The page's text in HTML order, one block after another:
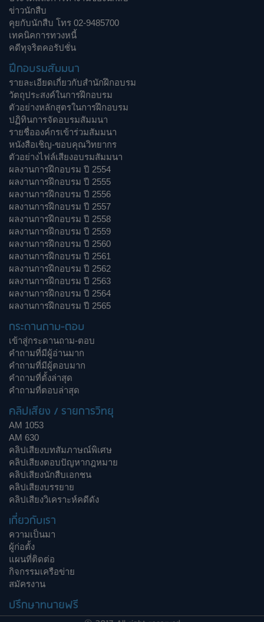
ข่าวนักสืบ
คุยกับนักสืบ โทร 02-9485700
เทคนิคการทวงหนี้
คดีทุจริตคอรัปชั่น
ฝึกอบรมสัมมนา
รายละเอียดเกี่ยวกับสำนักฝึกอบรม
วัตถุประสงค์ในการฝึกอบรม
ตัวอย่างหลักสูตรในการฝึกอบรม
ปฏิทินการจัดอบรมสัมมนา
รายชื่อองค์กรเข้าร่วมสัมมนา
หนังสือเชิญ-ขอบคุณวิทยากร
ตัวอย่างไฟล์เสียงอบรมสัมมนา
ผลงานการฝึกอบรม ปี 2554
ผลงานการฝึกอบรม ปี 2555
ผลงานการฝึกอบรม ปี 2556
ผลงานการฝึกอบรม ปี 2557
ผลงานการฝึกอบรม ปี 2558
ผลงานการฝึกอบรม ปี 2559
ผลงานการฝึกอบรม ปี 2560
ผลงานการฝึกอบรม ปี 2561
ผลงานการฝึกอบรม ปี 2562
ผลงานการฝึกอบรม ปี 2563
ผลงานการฝึกอบรม ปี 2564
ผลงานการฝึกอบรม ปี 2565
กระดานถาม-ตอบ
เข้าสู่กระดานถาม-ตอบ
คำถามที่มีผู้อ่านมาก
คำถามที่มีผู้ตอบมาก
คำถามที่ตั้งล่าสุด
คำถามที่ตอบล่าสุด
คลิปเสียง / รายการวิทยุ
AM 1053
AM 630
คลิปเสียงบทสัมภาษณ์พิเศษ
คลิปเสียงตอบปัญหากฎหมาย
คลิปเสียงนักสืบเอกชน
คลิปเสียงบรรยาย
คลิปเสียงวิเคราะห์คดีดัง
เกี่ยวกับเรา
ความเป็นมา
ผู้ก่อตั้ง
แผนที่ติดต่อ
กิจกรรมเครือข่าย
สมัครงาน
ปรึกษาทนายฟรี